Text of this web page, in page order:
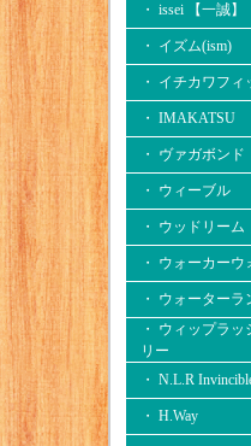
・ issei 【一誠】
・ イズム(ism)
・ イチカワフィ
・ IMAKATSU
・ ヴァガボンド
・ ウィーブル
・ ウッドリーム
・ ウォーカーウ
・ ウォーターラ
・ ウィップラッ
リー
・ N.L.R
・ H.Way